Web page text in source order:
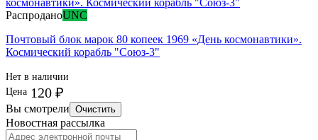
РаспроданоUNC
Почтовый блок марок 80 копеек 1969 «День космонавтики».
Космический корабль "Союз-3"
Нет в наличии
Цена 120 ₽
Вы смотрели Очистить
Новостная рассылка